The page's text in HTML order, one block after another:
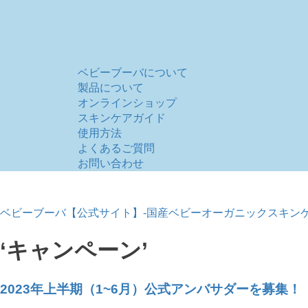
ベビーブーバについて
製品について
オンラインショップ
スキンケアガイド
使用方法
よくあるご質問
お問い合わせ
ベビーブーバ【公式サイト】-国産ベビーオーガニックスキン
‘キャンペーン’
2023年上半期（1~6月）公式アンバサダーを募集！